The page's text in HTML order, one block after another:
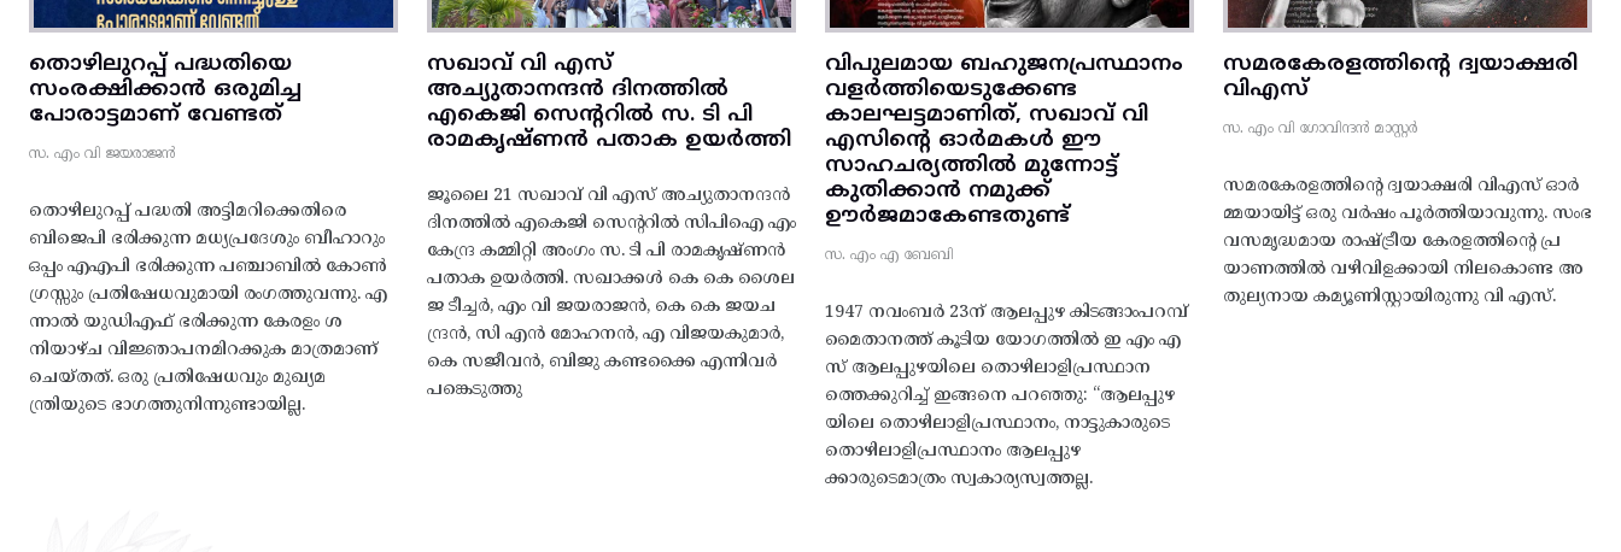
തൊഴിലുറപ്പ് പദ്ധതിയെ
സംരക്ഷിക്കാൻ ഒരുമിച്ച
പോരാട്ടമാണ് വേണ്ടത്
സ. എം വി ജയരാജൻ
തൊഴിലുറപ്പ് പദ്ധതി അട്ടിമറിക്കെതിരെ
ബിജെപി ഭരിക്കുന്ന മധ്യപ്രദേശും ബീഹാറും
ഒപ്പം എഎപി ഭരിക്കുന്ന പഞ്ചാബിൽ കോൺ
ഗ്രസ്സും പ്രതിഷേധവുമായി രംഗത്തുവന്നു. എ
ന്നാൽ യുഡിഎഫ് ഭരിക്കുന്ന കേരളം ശ
നിയാഴ്ച വിജ്ഞാപനമിറക്കുക മാത്രമാണ്
ചെയ്തത്. ഒരു പ്രതിഷേധവും മുഖ്യമ
ന്ത്രിയുടെ ഭാഗത്തുനിന്നുണ്ടായില്ല.
സഖാവ് വി എസ്
അച്യുതാനന്ദൻ ദിനത്തിൽ
എകെജി സെന്ററിൽ സ. ടി പി
രാമകൃഷ്‌ണൻ പതാക ഉയർത്തി
ജൂലൈ 21 സഖാവ് വി എസ് അച്യുതാനന്ദൻ
ദിനത്തിൽ എകെജി സെന്ററിൽ സിപിഐ എം
കേന്ദ്ര കമ്മിറ്റി അംഗം സ. ടി പി രാമകൃഷ്‌ണൻ
പതാക ഉയർത്തി. സഖാക്കൾ കെ കെ ശൈല
ജ ടീച്ചർ, എം വി ജയരാജൻ, കെ കെ ജയച
ന്ദ്രൻ, സി എൻ മോഹനൻ, എ വിജയകുമാർ,
കെ സജീവൻ, ബിജു കണ്ടക്കൈ എന്നിവർ
പങ്കെടുത്തു
വിപുലമായ ബഹുജനപ്രസ്ഥാനം
വളർത്തിയെടുക്കേണ്ട
കാലഘട്ടമാണിത്, സഖാവ് വി
എസിന്റെ ഓർമകൾ ഈ
സാഹചര്യത്തിൽ മുന്നോട്ട്‌
കുതിക്കാൻ നമുക്ക്
ഊർജമാകേണ്ടതുണ്ട്
സ. എം എ ബേബി
1947 നവംബർ 23ന് ആലപ്പുഴ കിടങ്ങാംപറമ്പ്‌
മൈതാനത്ത്‌ കൂടിയ യോഗത്തിൽ ഇ എം എ
സ് ആലപ്പുഴയിലെ തൊഴിലാളിപ്രസ്ഥാന
ത്തെക്കുറിച്ച് ഇങ്ങനെ പറഞ്ഞു: “ആലപ്പുഴ
യിലെ തൊഴിലാളിപ്രസ്ഥാനം, നാട്ടുകാരുടെ
തൊഴിലാളിപ്രസ്ഥാനം ആലപ്പുഴ
ക്കാരുടെമാത്രം സ്വകാര്യസ്വത്തല്ല.
സമരകേരളത്തിൻ്റെ ദ്വയാക്ഷരി
വിഎസ്
സ. എം വി ഗോവിന്ദൻ മാസ്റ്റർ
സമരകേരളത്തിൻ്റെ ദ്വയാക്ഷരി വിഎസ് ഓർ
മ്മയായിട്ട് ഒരു വർഷം പൂർത്തിയാവുന്നു. സംഭ
വസമൃദ്ധമായ രാഷ്ട്രീയ കേരളത്തിന്റെ പ്ര
യാണത്തിൽ വഴിവിളക്കായി നിലകൊണ്ട അ
തുല്യനായ കമ്യൂണിസ്റ്റായിരുന്നു വി എസ്.